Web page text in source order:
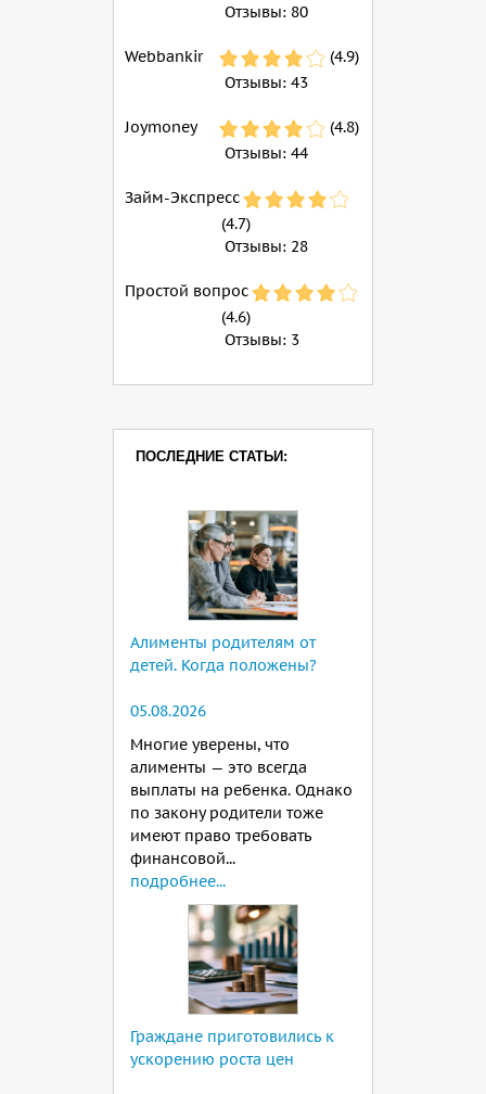
Отзывы: 80
Webbankir
(4.9)
Отзывы: 43
Joymoney
(4.8)
Отзывы: 44
Займ-Экспресс
(4.7)
Отзывы: 28
Простой вопрос
(4.6)
Отзывы: 3
ПОСЛЕДНИЕ СТАТЬИ:
Алименты родителям от
детей. Когда положены?
05.08.2026
Многие уверены, что
алименты — это всегда
выплаты на ребенка. Однако
по закону родители тоже
имеют право требовать
финансовой...
подробнее...
Граждане приготовились к
ускорению роста цен